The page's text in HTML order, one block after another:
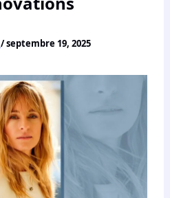
/septembre 19, 2025